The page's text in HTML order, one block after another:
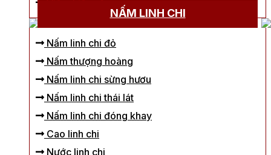
Viên thiên sâm
NẤM LINH CHI
Nấm linh chi đỏ
Nấm thượng hoàng
Nấm linh chi sừng hươu
Nấm linh chi thái lát
Nấm linh chi đóng khay
Cao linh chi
Nước linh chi